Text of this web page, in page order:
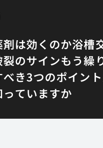
は効くのか浴槽
のサインもう繰
き3つのポイント
ていますか